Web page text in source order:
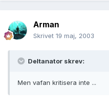
Arman
Skrivet 19 maj, 2003
Deltanator skrev:
Men vafan kritisera inte ...